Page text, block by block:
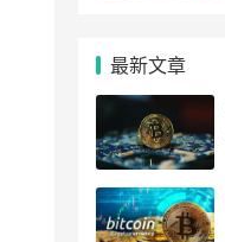
最新文章